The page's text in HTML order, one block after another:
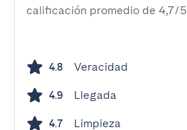
calificación promedio de 4,7/5
4.8 Veracidad
4.9 Llegada
4.7 Limpieza